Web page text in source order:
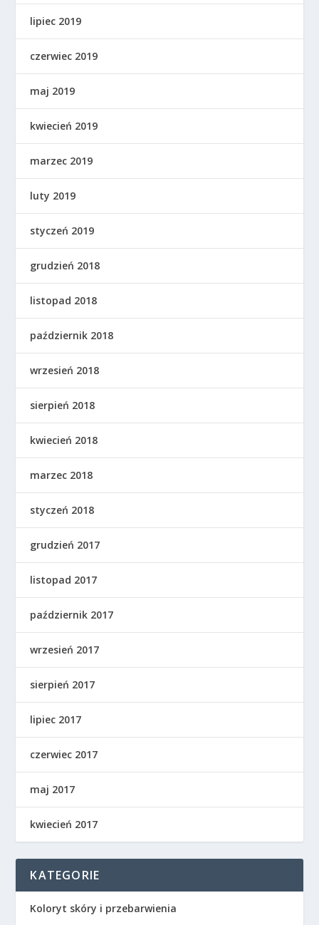
lipiec 2019
czerwiec 2019
maj 2019
kwiecień 2019
marzec 2019
luty 2019
styczeń 2019
grudzień 2018
listopad 2018
październik 2018
wrzesień 2018
sierpień 2018
kwiecień 2018
marzec 2018
styczeń 2018
grudzień 2017
listopad 2017
październik 2017
wrzesień 2017
sierpień 2017
lipiec 2017
czerwiec 2017
maj 2017
kwiecień 2017
KATEGORIE
Koloryt skóry i przebarwienia